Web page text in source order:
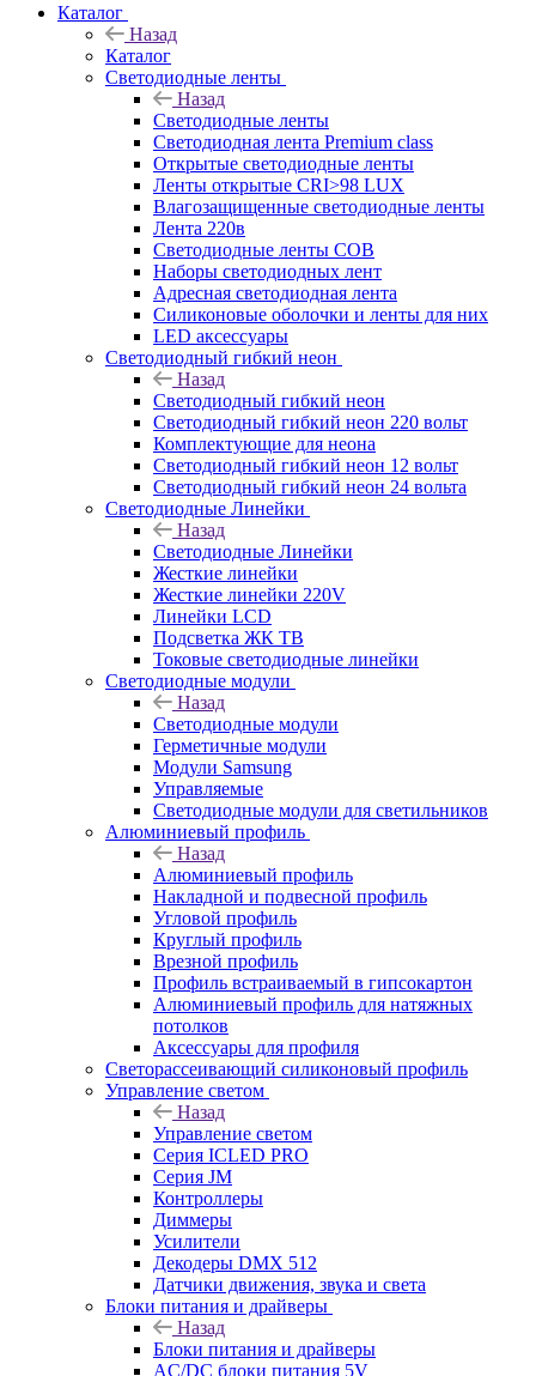
Каталог
Назад
Каталог
Светодиодные ленты
Назад
Светодиодные ленты
Светодиодная лента Premium class
Открытые светодиодные ленты
Ленты открытые CRI>98 LUX
Влагозащищенные светодиодные ленты
Лента 220в
Светодиодные ленты COB
Наборы светодиодных лент
Адресная светодиодная лента
Силиконовые оболочки и ленты для них
LED аксессуары
Светодиодный гибкий неон
Назад
Светодиодный гибкий неон
Светодиодный гибкий неон 220 вольт
Комплектующие для неона
Светодиодный гибкий неон 12 вольт
Светодиодный гибкий неон 24 вольта
Светодиодные Линейки
Назад
Светодиодные Линейки
Жесткие линейки
Жесткие линейки 220V
Линейки LCD
Подсветка ЖК ТВ
Токовые светодиодные линейки
Светодиодные модули
Назад
Светодиодные модули
Герметичные модули
Модули Samsung
Управляемые
Светодиодные модули для светильников
Алюминиевый профиль
Назад
Алюминиевый профиль
Накладной и подвесной профиль
Угловой профиль
Круглый профиль
Врезной профиль
Профиль встраиваемый в гипсокартон
Алюминиевый профиль для натяжных
потолков
Аксессуары для профиля
Светорассеивающий силиконовый профиль
Управление светом
Назад
Управление светом
Серия ICLED PRO
Серия JM
Контроллеры
Диммеры
Усилители
Декодеры DMX 512
Датчики движения, звука и света
Блоки питания и драйверы
Назад
Блоки питания и драйверы
AC/DC блоки питания 5V